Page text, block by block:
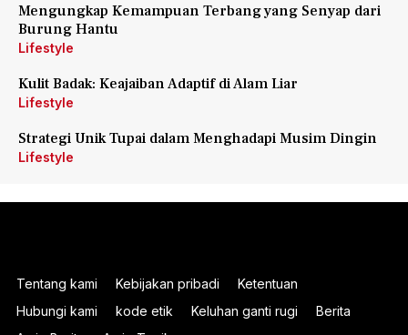
Mengungkap Kemampuan Terbang yang Senyap dari
Burung Hantu
Lifestyle
Kulit Badak: Keajaiban Adaptif di Alam Liar
Lifestyle
Strategi Unik Tupai dalam Menghadapi Musim Dingin
Lifestyle
Tentang kami Kebijakan pribadi
Ketentuan
Hubungi kami
kode etik Keluhan ganti rugi
Berita